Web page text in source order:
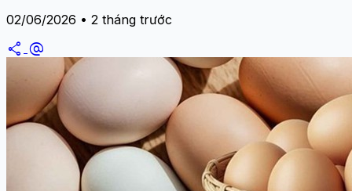
02/06/2026 • 2 tháng trước
share alternate_email